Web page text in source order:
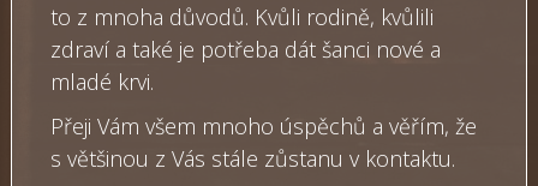
to z mnoha důvodů. Kvůli rodině, kvůlili
zdraví a také je potřeba dát šanci nové a
mladé krvi.
Přeji Vám všem mnoho úspěchů a věřím, že
s většinou z Vás stále zůstanu v kontaktu.